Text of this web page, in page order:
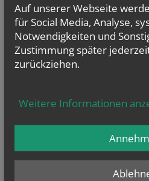
Ich habe dieInformationen zum
Auf unserer Webseite
für Social Media, Analyse,
Notwendigkeiten und
Zustimmung später
zurückziehen.
Weitere Informationen